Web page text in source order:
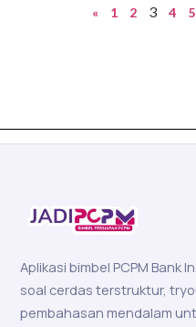
« 1 2 3 4 5
Aplikasi bimbel PCPM Bank
soal cerdas terstruktur,
pembahasan mendalam